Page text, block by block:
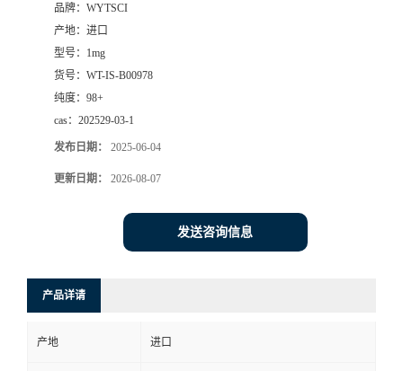
品牌： WYTSCI
产地： 进口
型号： 1mg
货号： WT-IS-B00978
纯度： 98+
cas： 202529-03-1
发布日期： 2025-06-04
更新日期： 2026-08-07
发送咨询信息
产品详请
产地 进口